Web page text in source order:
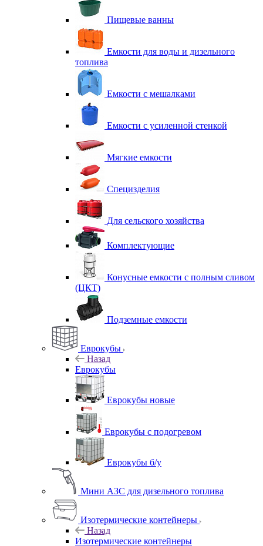
Пищевые ванны
Емкости для воды и дизельного
топлива
Емкости с мешалками
Емкости с усиленной стенкой
Мягкие емкости
Специзделия
Для сельского хозяйства
Комплектующие
Конусные емкости с полным сливом
(ЦКТ)
Подземные емкости
Еврокубы
Назад
Еврокубы
Еврокубы новые
Еврокубы с подогревом
Еврокубы б/у
Мини АЗС для дизельного топлива
Изотермические контейнеры
Назад
Изотермические контейнеры